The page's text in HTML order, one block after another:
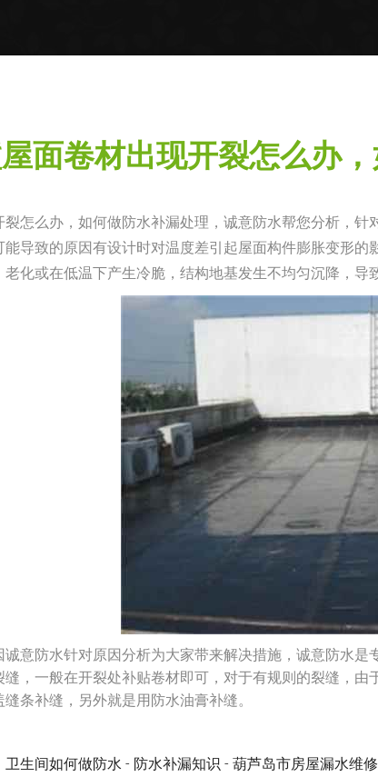
面卷材出现开裂怎么办
怎么办，如何做防水补漏处理，诚意防水帮您分析，
导致的原因有设计时对温度差引起屋面构件膨胀变形的
化或在低温下产生冷脆，结构地基发生不均匀沉降，导
意防水针对原因分析为大家带来解决措施，诚意防水
，一般在开裂处补贴卷材即可，对于有规则的裂缝，
条补缝，另外就是用防水油膏补缝。
生间如何做防水 - 防水补漏知识 - 葫芦岛市房屋漏水维修